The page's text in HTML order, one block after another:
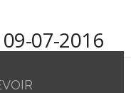
07-2016